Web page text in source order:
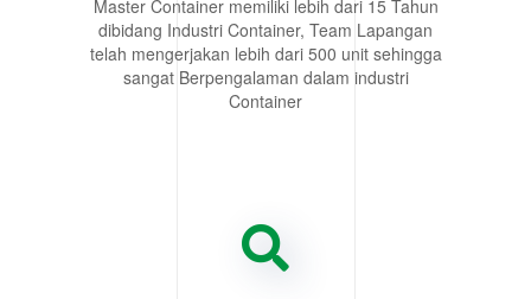
Master Container memiliki lebih dari 15 Tahun
dibidang Industri Container, Team Lapangan
telah mengerjakan lebih dari 500 unit sehingga
sangat Berpengalaman dalam industri
Container